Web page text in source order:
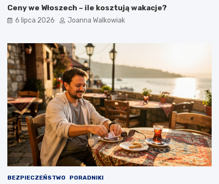
Ceny we Włoszech – ile kosztują wakacje?
6 lipca 2026 Joanna Walkowiak
BEZPIECZEŃSTWO PORADNIKI